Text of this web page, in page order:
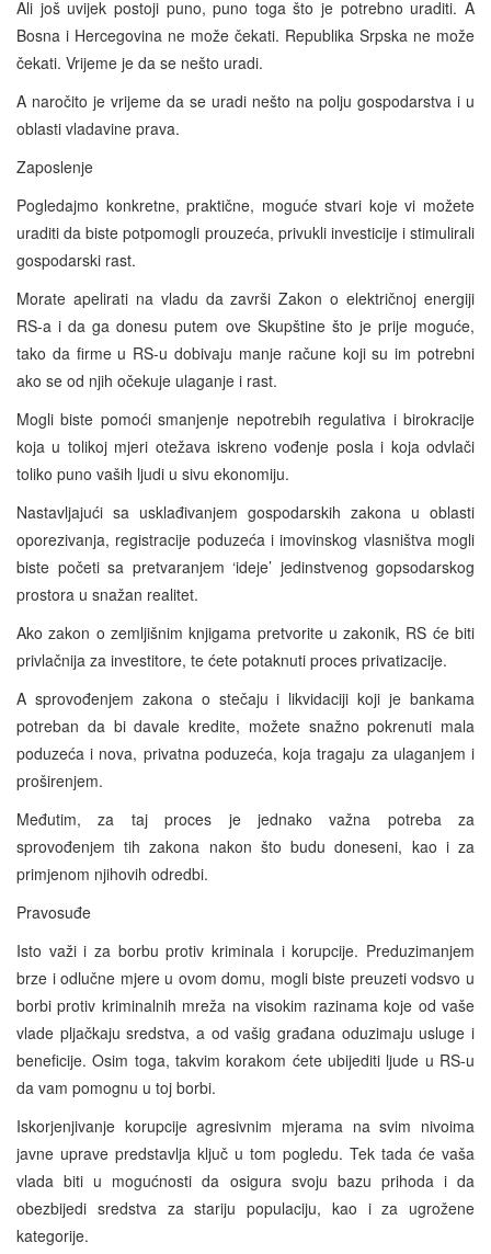
Ali još uvijek postoji puno, puno toga što je potrebno uraditi. A
Bosna i Hercegovina ne može čekati. Republika Srpska ne može
čekati. Vrijeme je da se nešto uradi.
A naročito je vrijeme da se uradi nešto na polju gospodarstva i u
oblasti vladavine prava.
Zaposlenje
Pogledajmo konkretne, praktične, moguće stvari koje vi možete
uraditi da biste potpomogli prouzeća, privukli investicije i stimulirali
gospodarski rast.
Morate apelirati na vladu da završi Zakon o električnoj energiji
RS-a i da ga donesu putem ove Skupštine što je prije moguće,
tako da firme u RS-u dobivaju manje račune koji su im potrebni
ako se od njih očekuje ulaganje i rast.
Mogli biste pomoći smanjenje nepotrebih regulativa i birokracije
koja u tolikoj mjeri otežava iskreno vođenje posla i koja odvlači
toliko puno vaših ljudi u sivu ekonomiju.
Nastavljajući sa usklađivanjem gospodarskih zakona u oblasti
oporezivanja, registracije poduzeća i imovinskog vlasništva mogli
biste početi sa pretvaranjem ‘ideje’ jedinstvenog gopsodarskog
prostora u snažan realitet.
Ako zakon o zemljišnim knjigama pretvorite u zakonik, RS će biti
privlačnija za investitore, te ćete potaknuti proces privatizacije.
A sprovođenjem zakona o stečaju i likvidaciji koji je bankama
potreban da bi davale kredite, možete snažno pokrenuti mala
poduzeća i nova, privatna poduzeća, koja tragaju za ulaganjem i
proširenjem.
Međutim, za taj proces je jednako važna potreba za
sprovođenjem tih zakona nakon što budu doneseni, kao i za
primjenom njihovih odredbi.
Pravosuđe
Isto važi i za borbu protiv kriminala i korupcije. Preduzimanjem
brze i odlučne mjere u ovom domu, mogli biste preuzeti vodsvo u
borbi protiv kriminalnih mreža na visokim razinama koje od vaše
vlade pljačkaju sredstva, a od vašig građana oduzimaju usluge i
beneficije. Osim toga, takvim korakom ćete ubijediti ljude u RS-u
da vam pomognu u toj borbi.
Iskorjenjivanje korupcije agresivnim mjerama na svim nivoima
javne uprave predstavlja ključ u tom pogledu. Tek tada će vaša
vlada biti u mogućnosti da osigura svoju bazu prihoda i da
obezbijedi sredstva za stariju populaciju, kao i za ugrožene
kategorije.